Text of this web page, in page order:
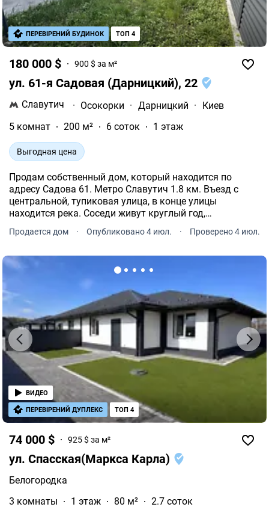
180 000 $ 900 $ за м²
ул. 61-я Садовая (Дарницкий), 22
Славутич · Осокорки · Дарницкий ·
Киев
5 комнат
200 м² 6 соток 1 этаж
Выгодная цена
Продам собственный дом, который находится по
адресу Садова 61. Метро Славутич 1.8 км. Въезд с
центральной, тупиковая улица, в конце улицы
находится река. Соседи живут круглый год,
ДТЕК (прямой договор, 3 фазы, 2х тарифный). Газ по
Продается дом · Опубликовано 4 июл. · Проверено 4 июл.
ПЕРЕВІРЕНИЙ БУДИНОК ТОП 4
74 000 $ 925 $ за м²
ул. Спасская(Маркса Карла)
Белогородка
3 комнаты
1 этаж 80 м² 2.7 соток
ВИДЕО
ПЕРЕВІРЕНИЙ ДУПЛЕКС ТОП 4